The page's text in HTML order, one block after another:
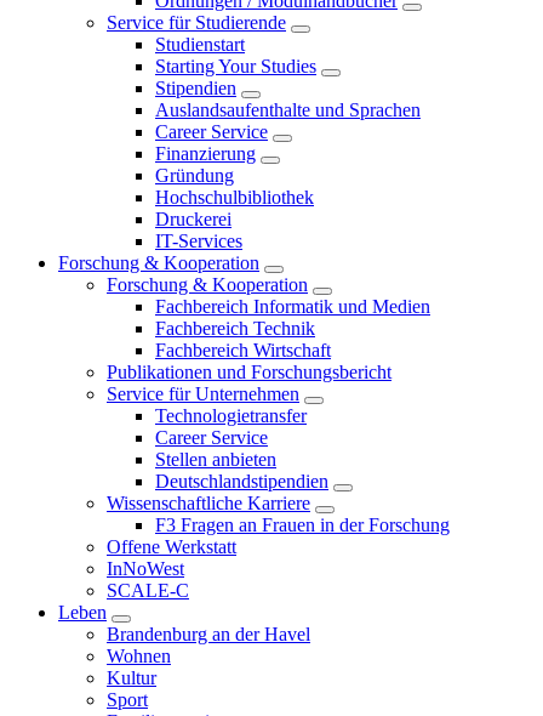
Service für Studierende
Studienstart
Starting Your Studies
Stipendien
Auslandsaufenthalte und Sprachen
Career Service
Finanzierung
Gründung
Hochschulbibliothek
Druckerei
IT-Services
Forschung & Kooperation
Forschung & Kooperation
Fachbereich Informatik und Medien
Fachbereich Technik
Fachbereich Wirtschaft
Publikationen und Forschungsbericht
Service für Unternehmen
Technologietransfer
Career Service
Stellen anbieten
Deutschlandstipendien
Wissenschaftliche Karriere
F3 Fragen an Frauen in der Forschung
Offene Werkstatt
InNoWest
SCALE-C
Leben
Brandenburg an der Havel
Wohnen
Kultur
Sport